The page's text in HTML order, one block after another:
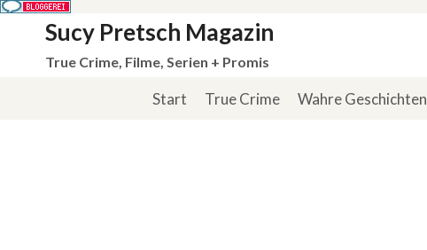
springen
Sucy Pretsch Magazin
True Crime, Filme, Serien + Promis
Start True Crime Wahre Geschichten